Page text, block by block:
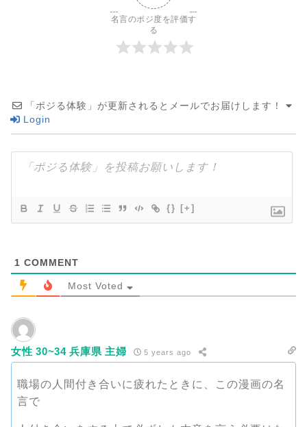
名言のポジ度を評価す
る
「ポジる体験」が更新されるとメールでお届けします！
Login
{} [+]
1 COMMENT
Most Voted
女性 30~34 兵庫県 主婦 5 years ago
職場の人間付き合いに疲れたときに、この漫画の名
言で